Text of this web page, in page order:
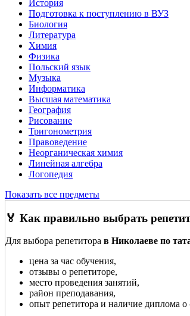
История
Подготовка к поступлению в ВУЗ
Биология
Литература
Химия
Физика
Польский язык
Музыка
Информатика
Высшая математика
География
Рисование
Тригонометрия
Правоведение
Неорганическая химия
Линейная алгебра
Логопедия
Показать все предметы
🏅 Как правильно выбрать
Для выбора репетитора в Николаеве по
цена за час обучения,
отзывы о репетиторе,
место проведения занятий,
район преподавания,
опыт репетитора и наличие диплома о